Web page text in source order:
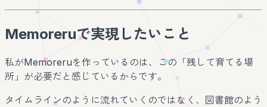
Memoreruで実現したいこと
私がMemoreruを作っているのは、この「残して育てる場
所」が必要だと感じているからです。
タイムラインのように流れていくのではなく、図書館のよう